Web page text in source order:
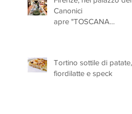
Canonici
apre "TOSCANA
Tortino sottile di patate,
fiordilatte e speck